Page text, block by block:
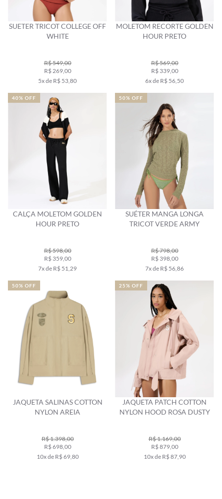
SUETER TRICOT COLLEGE OFF
WHITE
R$ 549,00
R$ 269,00
5x de R$ 53,80
MOLETOM RECORTE GOLDEN
HOUR PRETO
R$ 569,00
R$ 339,00
6x de R$ 56,50
CALÇA MOLETOM GOLDEN
HOUR PRETO
R$ 598,00
R$ 359,00
7x de R$ 51,29
40% OFF
SUÉTER MANGA LONGA
TRICOT VERDE ARMY
R$ 798,00
R$ 398,00
7x de R$ 56,86
50% OFF
JAQUETA SALINAS COTTON
NYLON AREIA
R$ 1.398,00
R$ 698,00
10x de R$ 69,80
50% OFF
JAQUETA PATCH COTTON
NYLON HOOD ROSA DUSTY
R$ 1.169,00
R$ 879,00
10x de R$ 87,90
25% OFF